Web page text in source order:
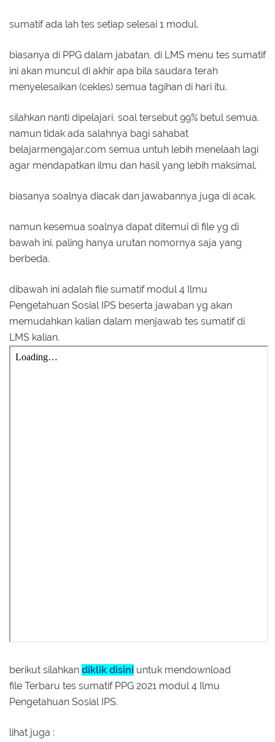
sumatif ada lah tes setiap selesai 1 modul.
biasanya di PPG dalam jabatan, di LMS menu tes sumatif
ini akan muncul di akhir apa bila saudara terah
menyelesaikan (cekles) semua tagihan di hari itu.
silahkan nanti dipelajari, soal tersebut 99% betul semua.
namun tidak ada salahnya bagi sahabat
belajarmengajar.com semua untuh lebih menelaah lagi
agar mendapatkan ilmu dan hasil yang lebih maksimal.
biasanya soalnya diacak dan jawabannya juga di acak.
namun kesemua soalnya dapat ditemui di file yg di
bawah ini. paling hanya urutan nomornya saja yang
berbeda.
dibawah ini adalah file sumatif modul 4 Ilmu
Pengetahuan Sosial IPS beserta jawaban yg akan
memudahkan kalian dalam menjawab tes sumatif di
LMS kalian.
berikut silahkan diklik disini untuk mendownload
file Terbaru tes sumatif PPG 2021 modul 4 Ilmu
Pengetahuan Sosial IPS.
lihat juga :